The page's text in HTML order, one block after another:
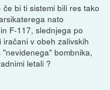
bi ti sistemi bili res tako
nato
F-117, slednjega po
v obeh zalivskih
bombnika,
letali ?